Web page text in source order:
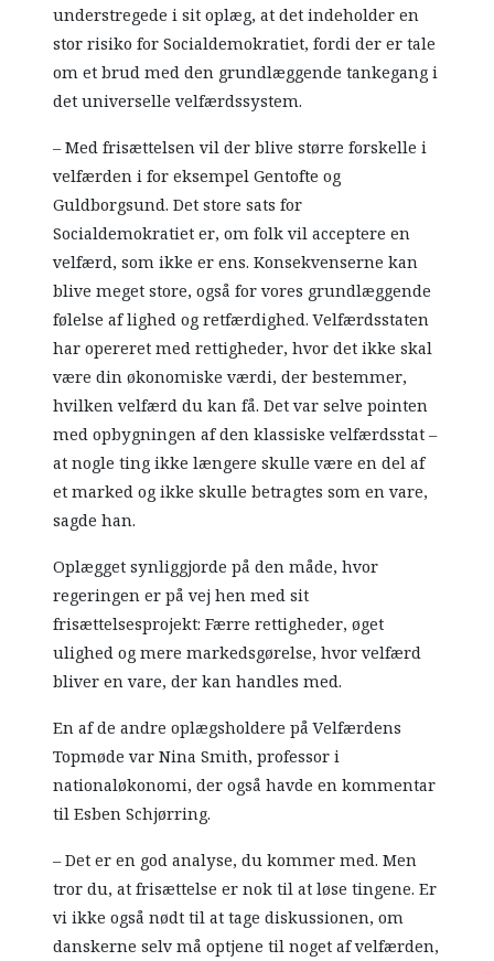
understregede i sit oplæg, at det indeholder en
stor risiko for Socialdemokratiet, fordi der er tale
om et brud med den grundlæggende tankegang i
det universelle velfærdssystem.
– Med frisættelsen vil der blive større forskelle i
velfærden i for eksempel Gentofte og
Guldborgsund. Det store sats for
Socialdemokratiet er, om folk vil acceptere en
velfærd, som ikke er ens. Konsekvenserne kan
blive meget store, også for vores grundlæggende
følelse af lighed og retfærdighed. Velfærdsstaten
har opereret med rettigheder, hvor det ikke skal
være din økonomiske værdi, der bestemmer,
hvilken velfærd du kan få. Det var selve pointen
med opbygningen af den klassiske velfærdsstat –
at nogle ting ikke længere skulle være en del af
et marked og ikke skulle betragtes som en vare,
sagde han.
Oplægget synliggjorde på den måde, hvor
regeringen er på vej hen med sit
frisættelsesprojekt: Færre rettigheder, øget
ulighed og mere markedsgørelse, hvor velfærd
bliver en vare, der kan handles med.
En af de andre oplægsholdere på Velfærdens
Topmøde var Nina Smith, professor i
nationaløkonomi, der også havde en kommentar
til Esben Schjørring.
– Det er en god analyse, du kommer med. Men
tror du, at frisættelse er nok til at løse tingene. Er
vi ikke også nødt til at tage diskussionen, om
danskerne selv må optjene til noget af velfærden,